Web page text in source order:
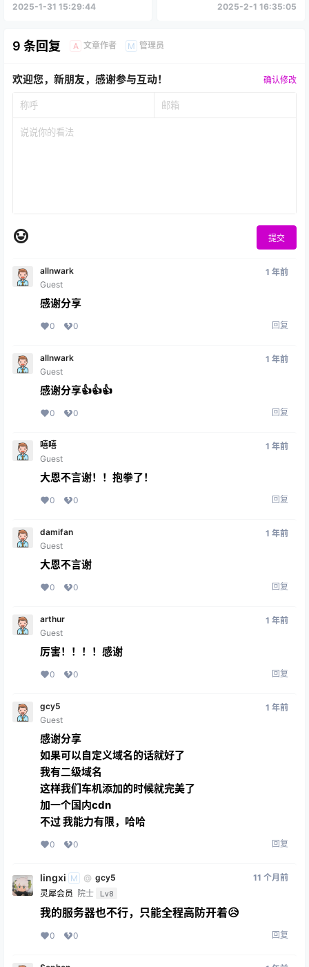
2025-1-31 15:29:44 2025-2-1 16:35:05
9 条回复 A 文章作者 M 管理员
欢迎您，新朋友，感谢参与互动！ 确认修改
提交
allnwark
Guest
1 年前
感谢分享
0 0 回复
allnwark
Guest
1 年前
感谢分享👍👍👍
0 0 回复
嘻嘻
Guest
1 年前
大恩不言谢！！抱拳了！
0 0 回复
damifan
Guest
1 年前
大恩不言谢
0 0 回复
arthur
Guest
1 年前
厉害！！！！感谢
0 0 回复
gcy5
Guest
1 年前
感谢分享
如果可以自定义域名的话就好了
我有二级域名
这样我们车机添加的时候就完美了
加一个国内cdn
不过 我能力有限，哈哈
0 0 回复
lingxi M @ gcy5
灵犀会员 院士 Lv8
11 个月前
我的服务器也不行，只能全程高防开着😥
0 0 回复